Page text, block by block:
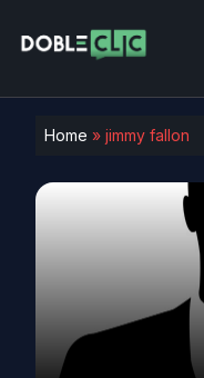
Home » jimmy fallon